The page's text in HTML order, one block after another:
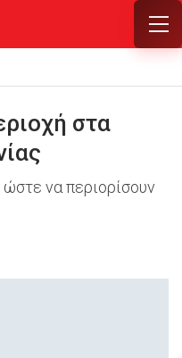
στα
να περιορίσουν